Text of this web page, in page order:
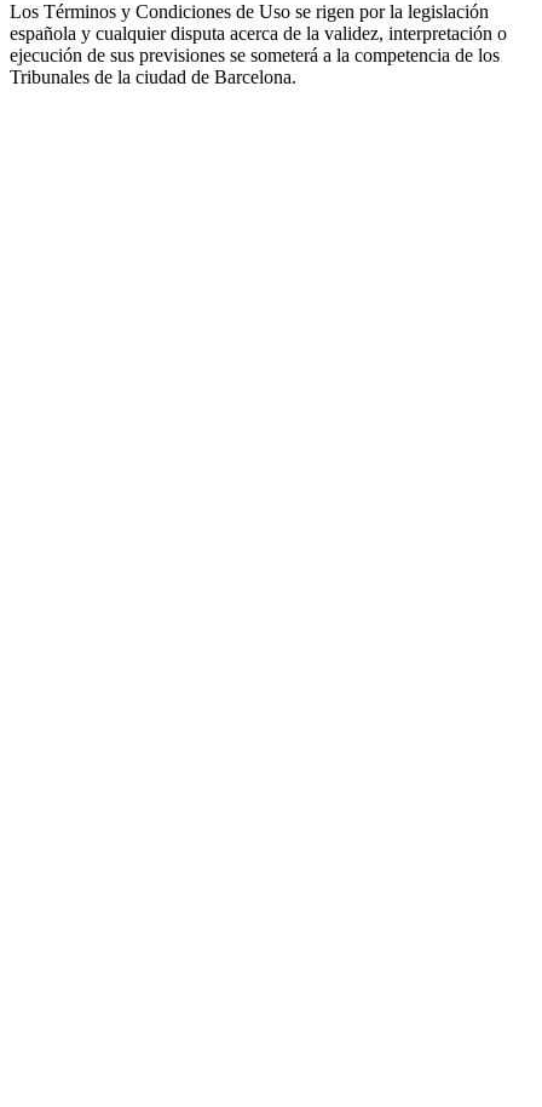
Los Términos y Condiciones de Uso se rigen por la legislación
española y cualquier disputa acerca de la validez, interpretación o
ejecución de sus previsiones se someterá a la competencia de los
Tribunales de la ciudad de Barcelona.